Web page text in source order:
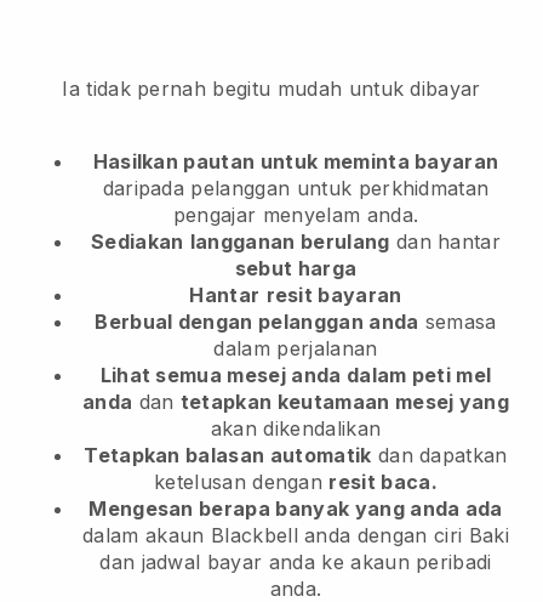
Ia tidak pernah begitu mudah untuk dibayar
Hasilkan pautan untuk meminta bayaran
daripada pelanggan untuk perkhidmatan
pengajar menyelam anda.
Sediakan langganan berulang dan hantar
sebut harga
Hantar resit bayaran
Berbual dengan pelanggan anda semasa
dalam perjalanan
Lihat semua mesej anda dalam peti mel
anda dan tetapkan keutamaan mesej yang
akan dikendalikan
Tetapkan balasan automatik dan dapatkan
ketelusan dengan resit baca.
Mengesan berapa banyak yang anda ada
dalam akaun Blackbell anda dengan ciri Baki
dan jadwal bayar anda ke akaun peribadi
anda.